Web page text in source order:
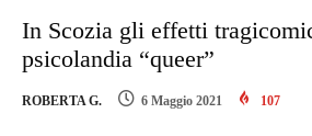
In Scozia gli effetti
psicolandia “queer”
ROBERTA G. 6 Maggio 2021 107